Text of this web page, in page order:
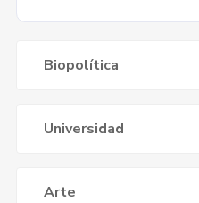
Biopolítica
Universidad
Arte